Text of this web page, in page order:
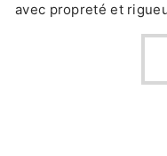
avec propreté et